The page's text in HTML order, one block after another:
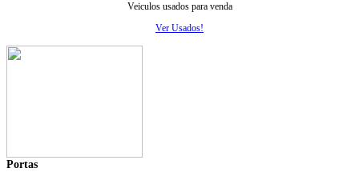
Veiculos usados para venda
Ver Usados!
Portas